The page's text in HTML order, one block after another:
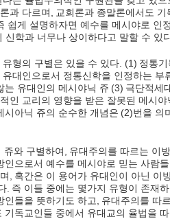
과 다르며
교회론과 종말론에서도 기
쉽게 설명하자면 예수를 메시야로 인
신학과 너무나 상이하다고 말할 수 있
형의 구별은 있을 수 있다 . (1) 정통기
대인으로서 정통신학을 인정하는 부
는 유대인의 메시야닉 쥬 (3) 극단적세
인 교리의 영향을 받은 잘못된 메시야
시아닉 쥬의 순수한 개념은 (2)번을 의
쥬와 구별하여
유대주의를 따르는 이
인으로서 예수를 메시야로 믿는 사람
혹간은 이 용어가 유대인이 아닌 이
즉 이들 중에는 몇가지 유형이 존재
인들을 뜻하기도 하고
유대주의를 따
기독교인들 중에서 유대교의 율법을